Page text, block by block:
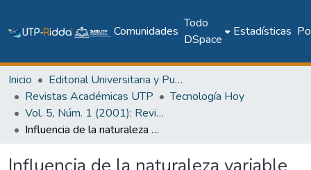
Comunidades
Todo
DSpace
Estadísticas
Inicio
Editorial Universitaria y Publicaciones Seriadas
Revistas Académicas UTP
Tecnología Hoy
Vol. 5, Núm. 1 (2001): Revista Tecnología Hoy
Influencia de la naturaleza variable de mareas en la capacidad de plantas de bombeo vertical